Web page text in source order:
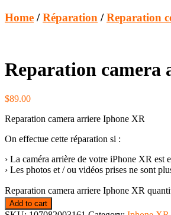
Home /Réparation /Reparation
Reparation camera
$89.00
Reparation camera arriere Iphone XR
On effectue cette réparation si :
› La caméra arrière de votre iPhone XR est
› Les photos et / ou vidéos prises ne sont
Reparation camera arriere Iphone XR
Add to cart